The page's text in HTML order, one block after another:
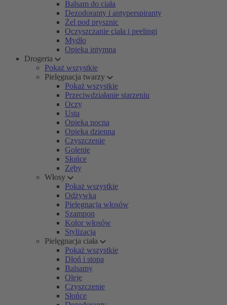
Balsam do ciała
Dezodoranty i antyperspiranty
Żel pod prysznic
Oczyszczanie ciała i peelingi
Mydło
Opieka intymna
Drogeria
Pokaż wszystkie
Pielęgnacja twarzy
Pokaż wszystkie
Przeciwdziałanie starzeniu
Oczy
Usta
Opieka nocna
Opieka dzienna
Czyszczenie
Golenie
Słońce
Zęby
Włosy
Pokaż wszystkie
Odżywka
Pielęgnacja włosów
Szampon
Kolor włosów
Stylizacja
Pielęgnacja ciała
Pokaż wszystkie
Dłoń i stopa
Balsamy
Oleje
Czyszczenie
Słońce